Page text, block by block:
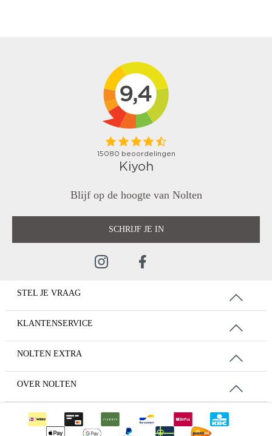
Blijf op de hoogte van Nolten
SCHRIJF JE IN
STEL JE VRAAG
KLANTENSERVICE
NOLTEN EXTRA
OVER NOLTEN